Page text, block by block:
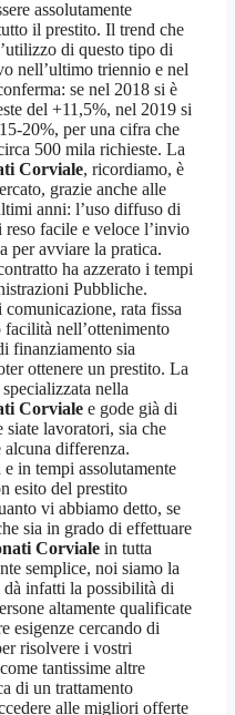
assolutamente
il prestito. Il trend che
di questo tipo di
nell’ultimo triennio e nel
se nel 2018 si è
del +11,5%, nel 2019 si
20%, per una cifra che
500 mila richieste. La
Corviale, ricordiamo, è
grazie anche alle
anni: l’uso diffuso di
facile e veloce l’invio
per avviare la pratica.
ha azzerato i tempi
Pubbliche.
rata fissa
facilità nell’ottenimento
finanziamento sia
ottenere un prestito. La
nella
Corviale e gode già di
siate lavoratori, sia che
alcuna differenza.
in tempi assolutamente
esito del prestito
vi abbiamo detto, se
sia in grado di effettuare
Corviale in tutta
semplice, noi siamo la
infatti la possibilità di
altamente qualificate
esigenze cercando di
risolvere i vostri
tantissime altre
di un trattamento
alle migliori offerte